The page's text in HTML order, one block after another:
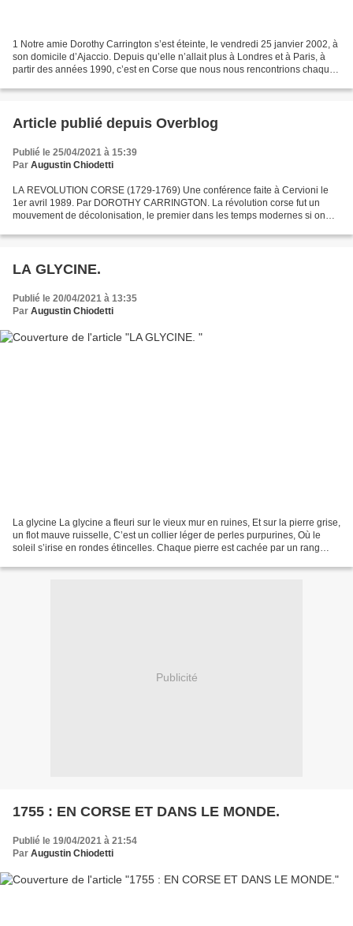
1 Notre amie Dorothy Carrington s’est éteinte, le vendredi 25 janvier 2002, à
son domicile d’Ajaccio. Depuis qu’elle n’allait plus à Londres et à Paris, à
partir des années 1990, c’est en Corse que nous nous rencontrions chaque
Article publié depuis Overblog
Publié le 25/04/2021 à 15:39
Par Augustin Chiodetti
LA REVOLUTION CORSE (1729-1769) Une conférence faite à Cervioni le
1er avril 1989. Par DOROTHY CARRINGTON. La révolution corse fut un
mouvement de décolonisation, le premier dans les temps modernes si on
LA GLYCINE.
Publié le 20/04/2021 à 13:35
Par Augustin Chiodetti
La glycine La glycine a fleuri sur le vieux mur en ruines, Et sur la pierre grise,
un flot mauve ruisselle, C’est un collier léger de perles purpurines, Où le
soleil s’irise en rondes étincelles. Chaque pierre est cachée par un rang
Publicité
1755 : EN CORSE ET DANS LE MONDE.
Publié le 19/04/2021 à 21:54
Par Augustin Chiodetti